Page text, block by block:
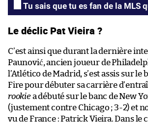
Tu sais que tu es fan de la MLS
Le déclic Pat Vieira ?
C’est ainsi que durant la dernière
Paunović, ancien joueur de
l’Atlético de Madrid, s’est assis sur le
Fire pour débuter sa carrière
rookiea débuté sur le banc de New
(justement contre Chicago ; 3-2) et
vu de France : Patrick Vieira. Dans le